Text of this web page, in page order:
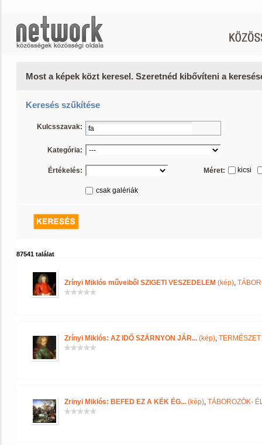
Most a képek közt keresel. Szeretnéd kibővíteni a
Keresés szűkítése
Kulcsszavak:
Kategória:
Értékelés: Méret: kicsi
csak galériák
87541 találat
Zrínyi Miklós műveiből SZIGETI VESZEDELEM (kép),
Zrínyi Miklós: AZ IDŐ SZÁRNYON JÁR... (kép),
Zrinyi Miklós: BEFED EZ A KÉK ÉG... (kép), TÁBOROZÓK-